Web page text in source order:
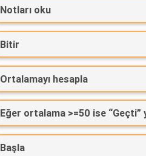
Notları oku
Bitir
Ortalamayı hesapla
Eğer ortalama >=50 ise “Geçti”
Başla